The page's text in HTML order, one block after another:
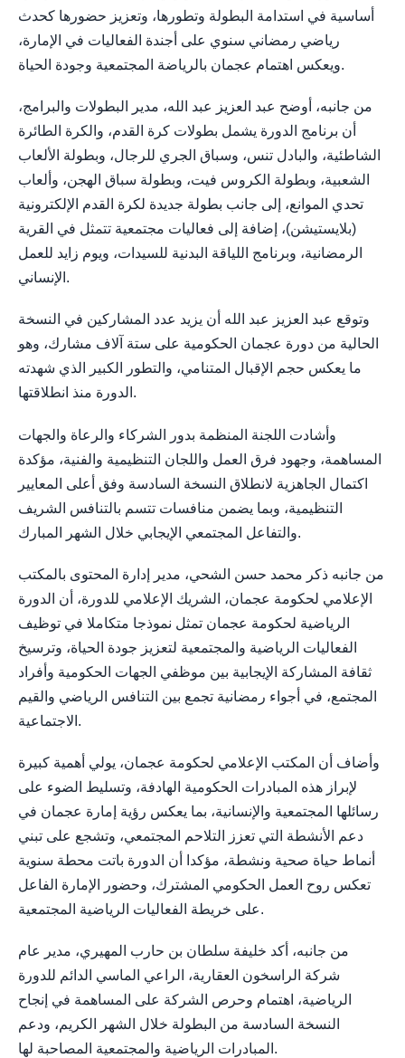
أساسية في استدامة البطولة وتطورها، وتعزيز حضورها كحدث
رياضي رمضاني سنوي على أجندة الفعاليات في الإمارة،
ويعكس اهتمام عجمان بالرياضة المجتمعية وجودة الحياة.
من جانبه، أوضح عبد العزيز عبد الله، مدير البطولات والبرامج،
أن برنامج الدورة يشمل بطولات كرة القدم، والكرة الطائرة
الشاطئية، والبادل تنس، وسباق الجري للرجال، وبطولة الألعاب
الشعبية، وبطولة الكروس فيت، وبطولة سباق الهجن، وألعاب
تحدي الموانع، إلى جانب بطولة جديدة لكرة القدم الإلكترونية
(بلايستيشن)، إضافة إلى فعاليات مجتمعية تتمثل في القرية
الرمضانية، وبرنامج اللياقة البدنية للسيدات، ويوم زايد للعمل
الإنساني.
وتوقع عبد العزيز عبد الله أن يزيد عدد المشاركين في النسخة
الحالية من دورة عجمان الحكومية على ستة آلاف مشارك، وهو
ما يعكس حجم الإقبال المتنامي، والتطور الكبير الذي شهدته
الدورة منذ انطلاقتها.
وأشادت اللجنة المنظمة بدور الشركاء والرعاة والجهات
المساهمة، وجهود فرق العمل واللجان التنظيمية والفنية، مؤكدة
اكتمال الجاهزية لانطلاق النسخة السادسة وفق أعلى المعايير
التنظيمية، وبما يضمن منافسات تتسم بالتنافس الشريف
والتفاعل المجتمعي الإيجابي خلال الشهر المبارك.
من جانبه ذكر محمد حسن الشحي، مدير إدارة المحتوى بالمكتب
الإعلامي لحكومة عجمان، الشريك الإعلامي للدورة، أن الدورة
الرياضية لحكومة عجمان تمثل نموذجا متكاملا في توظيف
الفعاليات الرياضية والمجتمعية لتعزيز جودة الحياة، وترسيخ
ثقافة المشاركة الإيجابية بين موظفي الجهات الحكومية وأفراد
المجتمع، في أجواء رمضانية تجمع بين التنافس الرياضي والقيم
الاجتماعية.
وأضاف أن المكتب الإعلامي لحكومة عجمان، يولي أهمية كبيرة
لإبراز هذه المبادرات الحكومية الهادفة، وتسليط الضوء على
رسائلها المجتمعية والإنسانية، بما يعكس رؤية إمارة عجمان في
دعم الأنشطة التي تعزز التلاحم المجتمعي، وتشجع على تبني
أنماط حياة صحية ونشطة، مؤكدا أن الدورة باتت محطة سنوية
تعكس روح العمل الحكومي المشترك، وحضور الإمارة الفاعل
على خريطة الفعاليات الرياضية المجتمعية.
من جانبه، أكد خليفة سلطان بن حارب المهيري، مدير عام
شركة الراسخون العقارية، الراعي الماسي الدائم للدورة
الرياضية، اهتمام وحرص الشركة على المساهمة في إنجاح
النسخة السادسة من البطولة خلال الشهر الكريم، ودعم
المبادرات الرياضية والمجتمعية المصاحبة لها.